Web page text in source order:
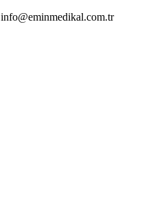
info@eminmedikal.com.tr